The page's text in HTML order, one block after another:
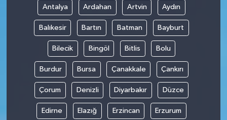
Antalya Ardahan Artvin Aydın
Balıkesir Bartın Batman Bayburt
Bilecik Bingöl Bitlis Bolu
Burdur Bursa Çanakkale Çankırı
Çorum Denizli Diyarbakır Düzce
Edirne Elazığ Erzincan Erzurum